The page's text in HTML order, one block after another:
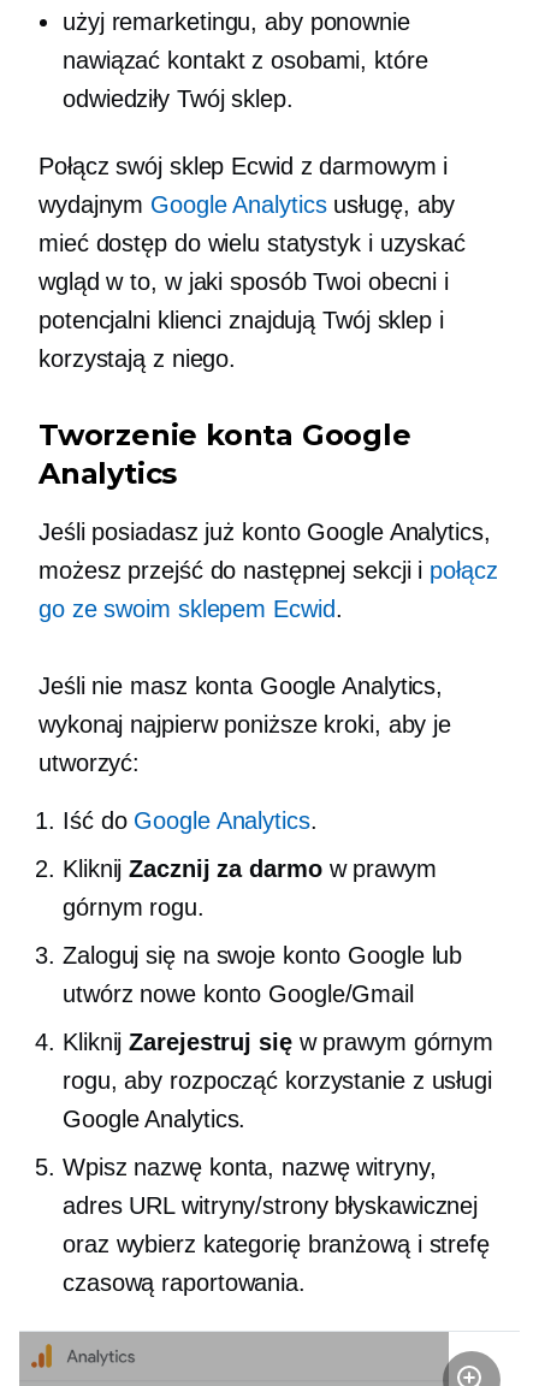
użyj remarketingu, aby ponownie
nawiązać kontakt z osobami, które
odwiedziły Twój sklep.
Połącz swój sklep Ecwid z darmowym i
wydajnym Google Analyticsusługę, aby
mieć dostęp do wielu statystyk i uzyskać
wgląd w to, w jaki sposób Twoi obecni i
potencjalni klienci znajdują Twój sklep i
korzystają z niego.
Tworzenie konta Google
Analytics
Jeśli posiadasz już konto Google Analytics,
możesz przejść do następnej sekcji i połącz
go ze swoim sklepem Ecwid.
Jeśli nie masz konta Google Analytics,
wykonaj najpierw poniższe kroki, aby je
utworzyć:
Iść do Google Analytics.
KliknijZacznij za darmow prawym
górnym rogu.
Zaloguj się na swoje konto Google lub
utwórz nowe konto Google/Gmail
KliknijZarejestruj sięw prawym górnym
rogu, aby rozpocząć korzystanie z usługi
Google Analytics.
Wpisz nazwę konta, nazwę witryny,
adres URL witryny/strony błyskawicznej
oraz wybierz kategorię branżową i strefę
czasową raportowania.